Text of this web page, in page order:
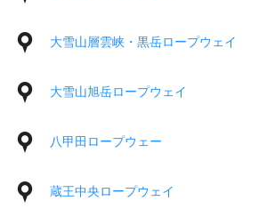
大雪山層雲峡・黒岳ロープウェイ
大雪山旭岳ロープウェイ
八甲田ロープウェー
蔵王中央ロープウェイ